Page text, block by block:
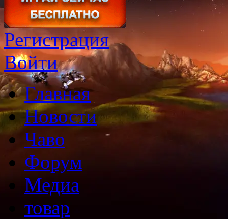
Регистрация
Войти
Главная
Новости
Чаво
Форум
Медиа
товар